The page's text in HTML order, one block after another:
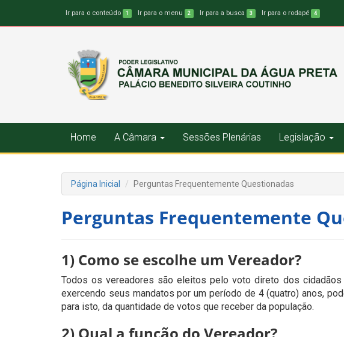
Ir para o conteúdo 1 Ir para o menu 2 Ir para a busca 3 Ir para o rodapé 4
Home A Câmara Sessões Plenárias Legislação
Página Inicial Perguntas Frequentemente Questionadas
Perguntas Frequentemente
1) Como se escolhe um Vereador?
Todos os vereadores são eleitos pelo voto direto dos
exercendo seus mandatos por um período de 4 (quatro) anos,
para isto, da quantidade de votos que receber da população.